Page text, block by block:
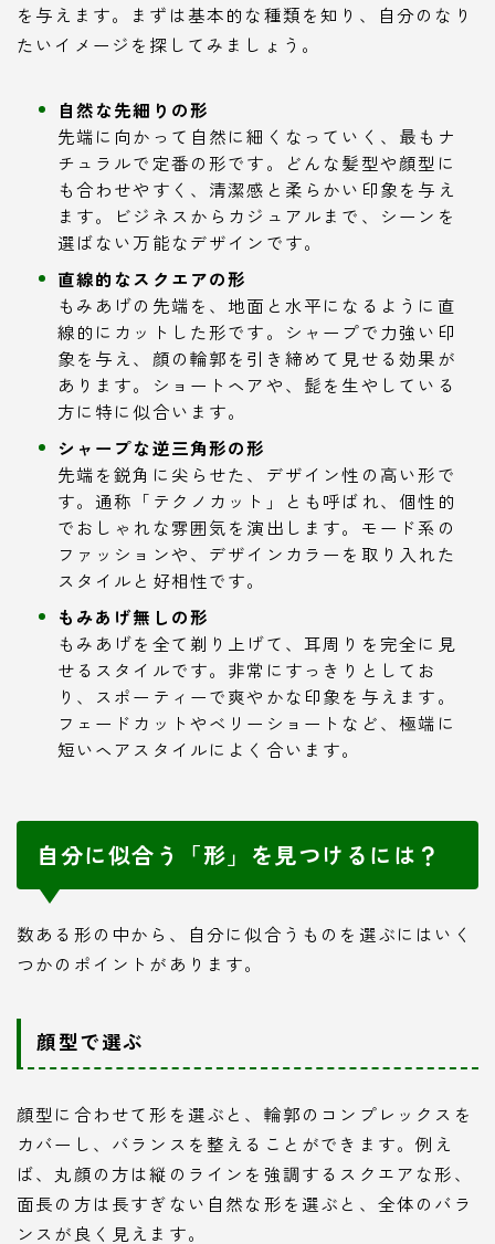
を与えます。まずは基本的な種類を知り、自分のなり
たいイメージを探してみましょう。
自然な先細りの形
先端に向かって自然に細くなっていく、最もナ
チュラルで定番の形です。どんな髪型や顔型に
も合わせやすく、清潔感と柔らかい印象を与え
ます。ビジネスからカジュアルまで、シーンを
選ばない万能なデザインです。
直線的なスクエアの形
もみあげの先端を、地面と水平になるように直
線的にカットした形です。シャープで力強い印
象を与え、顔の輪郭を引き締めて見せる効果が
あります。ショートヘアや、髭を生やしている
方に特に似合います。
シャープな逆三角形の形
先端を鋭角に尖らせた、デザイン性の高い形で
す。通称「テクノカット」とも呼ばれ、個性的
でおしゃれな雰囲気を演出します。モード系の
ファッションや、デザインカラーを取り入れた
スタイルと好相性です。
もみあげ無しの形
もみあげを全て剃り上げて、耳周りを完全に見
せるスタイルです。非常にすっきりとしてお
り、スポーティーで爽やかな印象を与えます。
フェードカットやベリーショートなど、極端に
短いヘアスタイルによく合います。
自分に似合う「形」を見つけるには？
数ある形の中から、自分に似合うものを選ぶにはいく
つかのポイントがあります。
顔型で選ぶ
顔型に合わせて形を選ぶと、輪郭のコンプレックスを
カバーし、バランスを整えることができます。例え
ば、丸顔の方は縦のラインを強調するスクエアな形、
面長の方は長すぎない自然な形を選ぶと、全体のバラ
ンスが良く見えます。